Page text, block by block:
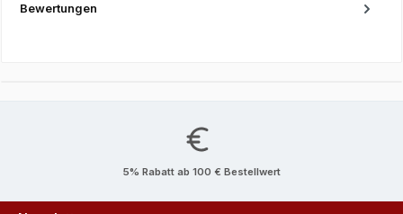
Bewertungen
5% Rabatt ab 100 € Bestellwert